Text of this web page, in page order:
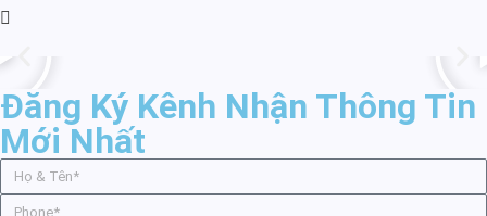
Đăng Ký Kênh Nhận Thông Tin
Mới Nhất